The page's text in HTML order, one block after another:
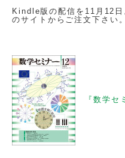
Kindle版の配信を11月12
のサイトからご注文下さい
『数学セ